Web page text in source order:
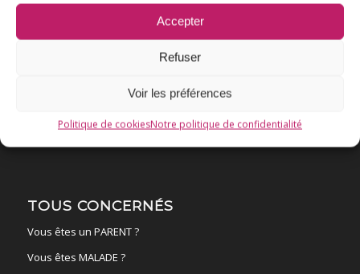
Accepter
Refuser
Voir les préférences
Politique de cookiesNotre politique de confidentialité
TOUS CONCERNÉS
Vous êtes un PARENT ?
Vous êtes MALADE ?